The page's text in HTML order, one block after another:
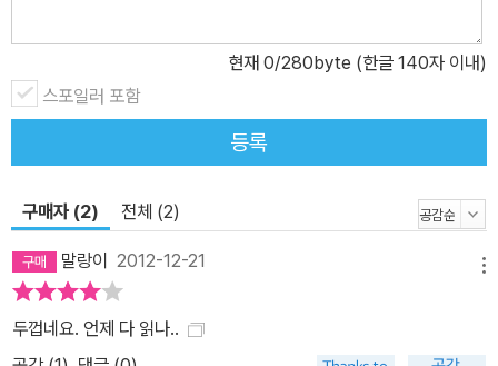
현재 0/280byte (한글 140자 이내)
스포일러 포함
등록
구매자 (2) 전체 (2)
말랑이 2012-12-21
두껍네요. 언제 다 읽나..